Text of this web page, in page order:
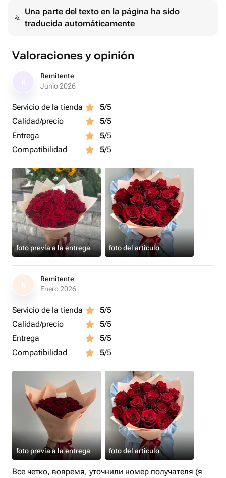
Una parte del texto en la página ha sido
traducida automáticamente
Valoraciones y opinión
Remitente
Junio 2026
Servicio de la tienda 5/5
Calidad/precio
5/5
Entrega
5/5
Compatibilidad
5/5
foto previa a la entrega foto del artículo
R
Remitente
Enero 2026
Servicio de la tienda 5/5
Calidad/precio
5/5
Entrega
5/5
Compatibilidad
5/5
foto previa a la entrega foto del artículo
Все четко, вовремя, уточнили номер получателя (я